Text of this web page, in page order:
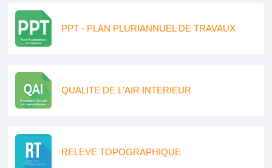
PPT - PLAN PLURIANNUEL DE TRAVAUX
QUALITE DE L'AIR INTERIEUR
RELEVE TOPOGRAPHIQUE